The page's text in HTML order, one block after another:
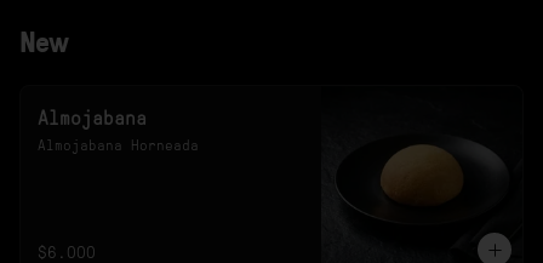
New
Almojabana
Almojabana Horneada
$6.000